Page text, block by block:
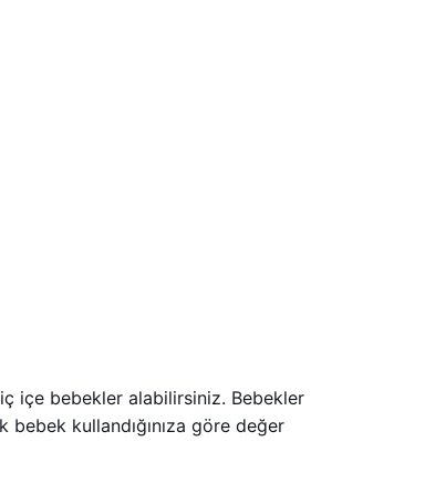
içe bebekler alabilirsiniz. Bebekler
kullandığınıza göre değer